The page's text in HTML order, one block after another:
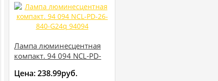
Лампа люминесцентная
компакт. 94 094 NCL-PD-
Цена:238.99руб.